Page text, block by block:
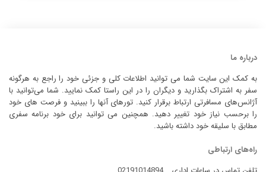
درباره ما
به کمک این سایت شما می توانید اطلاعات کلی و جزئی خود را راجع به هرگونه
سفر به اشتراک بگذارید و دیگران را در این راستا کمک نمایید. شما می‌توانید با
آژانس‌های مسافرتی ارتباط برقرار کنید. تورهای آنها را ببینید و فرصت های خود
را برحسب نیاز خود تغییر دهید. همچنین می توانید برای خود برنامه سفری
مطابق با سلیقه خود داشته باشید.
راه‌های ارتباطی